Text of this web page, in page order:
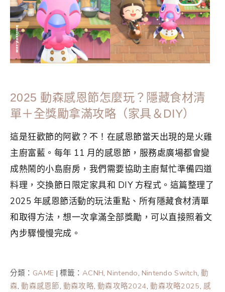
2025 動森感恩節怎麼玩？隱藏食材清
單＋全獎勵拿滿攻略（家具＆DIY）
這是狂歡節的阿歡？不！在感恩節當天出現的是火雞
主廚富藍。每年 11 月的感恩節，服務處廣場都會變
成熱鬧的小島廚房，我們需要協助主廚幫忙準備四道
料理，交換節日限定家具和 DIY 方程式。這篇整理了
2025 年感恩節活動的玩法重點、所有隱藏食材清單
和取得方法，想一次拿滿全部獎勵，可以直接照着文
內步驟慢慢完成。
分類： GAME |標籤：ACNH, Nintendo, Nintendo Switch,動
森,動森感恩節, 動森攻略, 動森攻略2024,動森攻略2025, 感